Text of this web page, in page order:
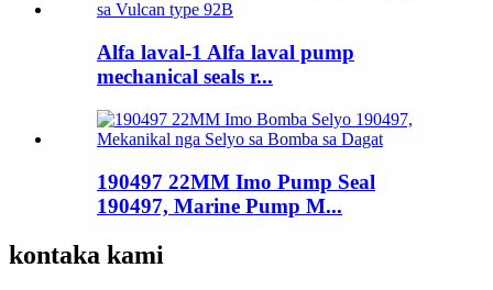
Alfa laval-1 Alfa laval pump
mechanical seals r...
190497 22MM Imo Pump Seal
190497, Marine Pump M...
kontaka kami